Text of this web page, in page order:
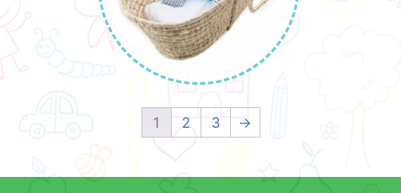
1 2 3 →